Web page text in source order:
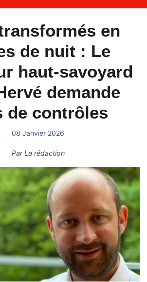
en
de nuit : Le
haut-savoyard
demande
de contrôles
08 Janvier 2026
ParLa rédaction